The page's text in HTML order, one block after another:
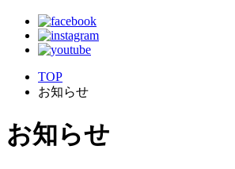
TOP
お知らせ
お知らせ